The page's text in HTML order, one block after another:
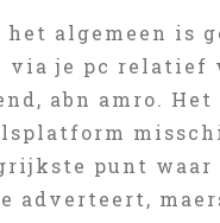
het algemeen is
via je pc relatief
abn amro. Het
punt waar
adverteert,